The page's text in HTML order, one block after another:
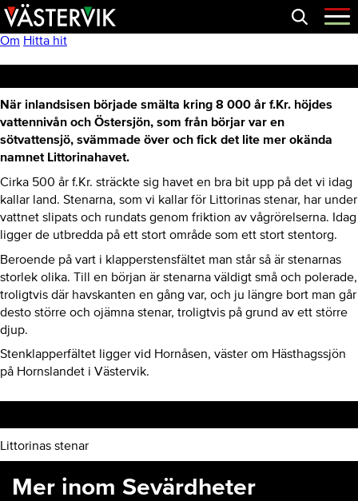
Hoppa
till
huvudnavigering
Skip
to
main
Hoppa
till
sidfot
Öppna
menyn
Om Hitta hit
När inlandsisen började smälta kring 8 000 år f.Kr. höjdes
vattennivån och Östersjön, som från börjar var en
sötvattensjö, svämmade över och fick det lite mer okända
namnet Littorinahavet.
Cirka 500 år f.Kr. sträckte sig havet en bra bit upp på det vi idag
kallar land. Stenarna, som vi kallar för Littorinas stenar, har under
vattnet slipats och rundats genom friktion av vågrörelserna. Idag
ligger de utbredda på ett stort område som ett stort stentorg.
Beroende på vart i klapperstensfältet man står så är stenarnas
storlek olika. Till en början är stenarna väldigt små och polerade,
troligtvis där havskanten en gång var, och ju längre bort man går
desto större och ojämna stenar, troligtvis på grund av ett större
djup.
Stenklapperfältet ligger vid Hornåsen, väster om Hästhagssjön
på Hornslandet i Västervik.
Littorinas stenar
Mer inom Sevärdheter